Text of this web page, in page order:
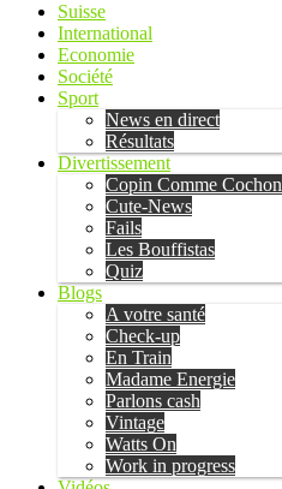
Suisse
International
Economie
Société
Sport
News en direct
Résultats
Divertissement
Copin Comme Cochon
Cute-News
Fails
Les Bouffistas
Quiz
Blogs
A votre santé
Check-up
En Train
Madame Energie
Parlons cash
Vintage
Watts On
Work in progress